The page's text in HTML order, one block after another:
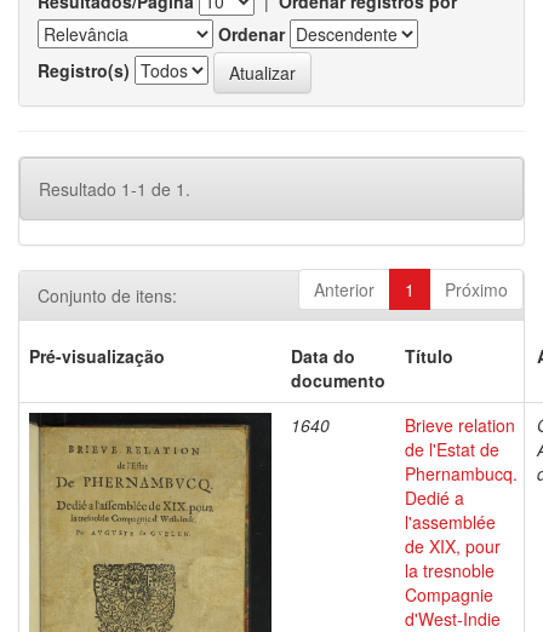
Ordenar
Registro(s)
Resultado 1-1 de 1.
Anterior 1 Próximo
Conjunto de itens:
Pré-visualização
Data do
documento
Título
1640
Brieve relation
de l'Estat de
Phernambucq.
Dedié a
l'assemblée
de XIX, pour
la tresnoble
Compagnie
d'West-Indie